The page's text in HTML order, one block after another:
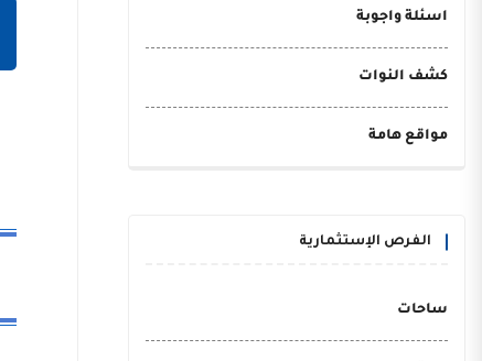
اسئلة واجوبة
كشف النوات
مواقع هامة
الفرص الإستثمارية
ساحات